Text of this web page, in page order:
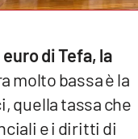
di Tefa, la
molto bassa è la
quella tassa che
e i diritti di